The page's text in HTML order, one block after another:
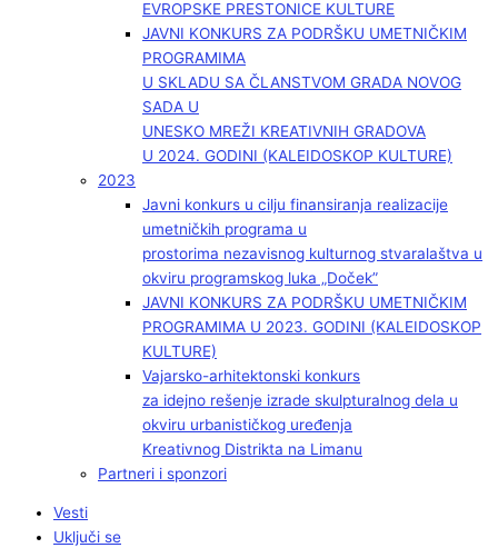
EVROPSKE PRESTONICE KULTURE
JAVNI KONKURS ZA PODRŠKU UMETNIČKIM
PROGRAMIMA
U SKLADU SA ČLANSTVOM GRADA NOVOG
SADA U
UNESKO MREŽI KREATIVNIH GRADOVA
U 2024. GODINI (KALEIDOSKOP KULTURE)
2023
Javni konkurs u cilju finansiranja realizacije
umetničkih programa u
prostorima nezavisnog kulturnog stvaralaštva u
okviru programskog luka „Doček”
JAVNI KONKURS ZA PODRŠKU UMETNIČKIM
PROGRAMIMA U 2023. GODINI (KALEIDOSKOP
KULTURE)
Vajarsko-arhitektonski konkurs
za idejno rešenje izrade skulpturalnog dela u
okviru urbanističkog uređenja
Kreativnog Distrikta na Limanu
Partneri i sponzori
Vesti
Uključi se